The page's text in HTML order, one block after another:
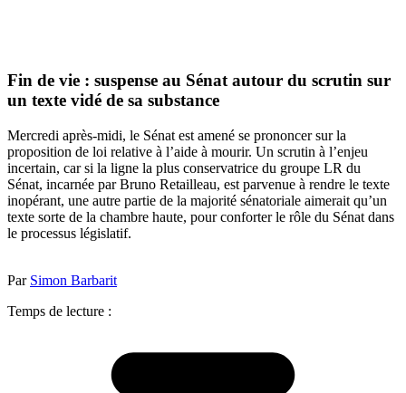
Fin de vie : suspense au Sénat autour du scrutin sur
un texte vidé de sa substance
Mercredi après-midi, le Sénat est amené se prononcer sur la
proposition de loi relative à l’aide à mourir. Un scrutin à l’enjeu
incertain, car si la ligne la plus conservatrice du groupe LR du
Sénat, incarnée par Bruno Retailleau, est parvenue à rendre le texte
inopérant, une autre partie de la majorité sénatoriale aimerait qu’un
texte sorte de la chambre haute, pour conforter le rôle du Sénat dans
le processus législatif.
Par Simon Barbarit
Temps de lecture :